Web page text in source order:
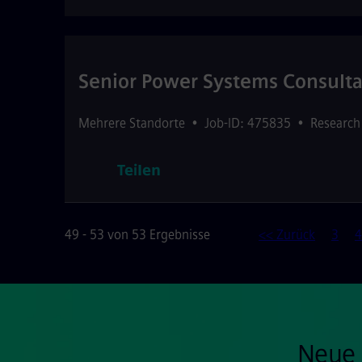
Senior Power Systems
Mehrere Standorte • Job-ID: 475835 •
Teilen
49 - 53 von 53 Ergebnisse << Zurück 3 4